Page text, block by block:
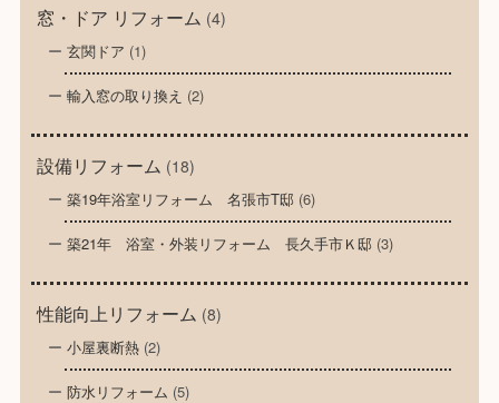
窓・ドア リフォーム (4)
玄関ドア (1)
輸入窓の取り換え (2)
設備リフォーム (18)
築19年浴室リフォーム 名張市T邸(6)
築21年 浴室・外装リフォーム 長久手市Ｋ邸(3)
性能向上リフォーム (8)
小屋裏断熱(2)
防水リフォーム (5)